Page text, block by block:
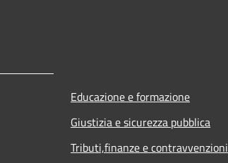
Educazione e formazione
Giustizia e sicurezza pubblica
Tributi,finanze e contravvenzioni